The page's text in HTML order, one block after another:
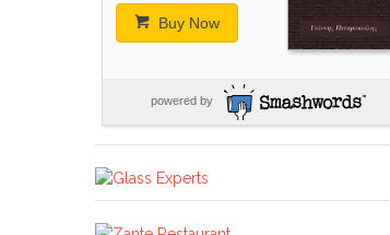
Buy Now
powered by